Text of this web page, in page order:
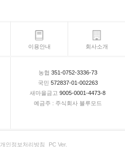
이용안내 회사소개
농협 351-0752-3336-73
국민 572837-01-002263
새마을금고 9005-0001-4473-8
예금주 : 주식회사 블루모드
개인정보처리방침 PC Ver.